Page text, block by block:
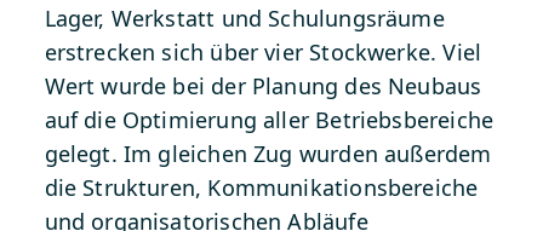
Lager, Werkstatt und Schulungsräume
erstrecken sich über vier Stockwerke. Viel
Wert wurde bei der Planung des Neubaus
auf die Optimierung aller Betriebsbereiche
gelegt. Im gleichen Zug wurden außerdem
die Strukturen, Kommunikationsbereiche
und organisatorischen Abläufe